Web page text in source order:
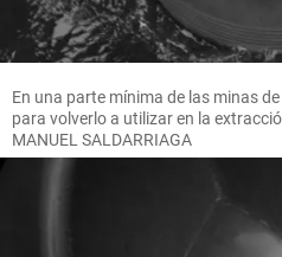
En una parte mínima de las minas
para volverlo a utilizar en la
MANUEL SALDARRIAGA